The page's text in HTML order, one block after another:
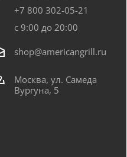
+7 800 302-05-21
с 9:00 до 20:00
shop@americangrill.ru
Москва, ул. Самеда
Вургуна, 5